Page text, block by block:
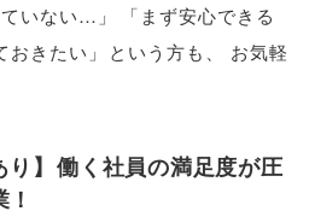
ていない… 」 「 まず安心できる
おきたい 」 という方も
お気軽
り 】 働く社員の満足度が圧